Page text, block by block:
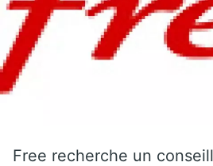
Free recherche un